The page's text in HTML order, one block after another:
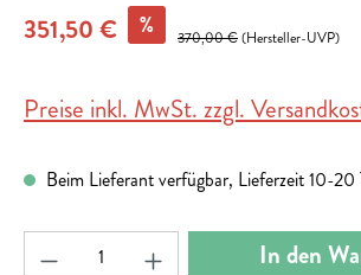
351,50 € % 370,00 €(Hersteller-UVP)
Preise inkl. MwSt. zzgl.
Beim Lieferant verfügbar, Lieferzeit 10-20
Produkt Anzahl: Gib denIn den